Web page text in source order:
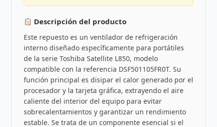
Descripción del producto
Este repuesto es un ventilador de refrigeración
interno diseñado específicamente para portátiles
de la serie Toshiba Satellite L850, modelo
compatible con la referencia DSF501105FR0T. Su
función principal es disipar el calor generado por el
procesador y la tarjeta gráfica, extrayendo el aire
caliente del interior del equipo para evitar
sobrecalentamientos y garantizar un rendimiento
estable. Se trata de un componente esencial si el